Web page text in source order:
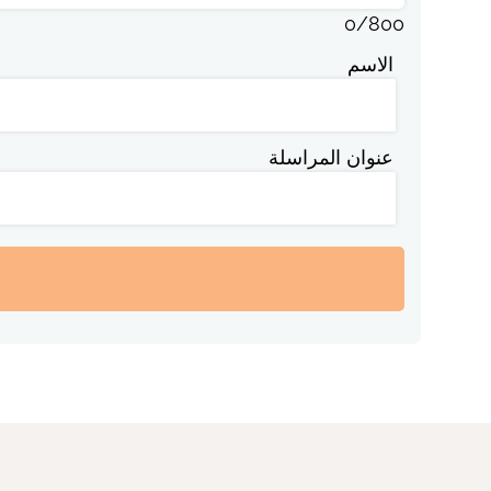
0/800
الاسم
عنوان المراسلة